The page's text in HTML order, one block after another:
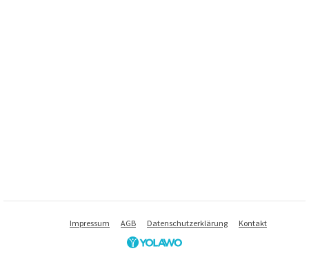
Impressum AGB Datenschutzerklärung Kontakt